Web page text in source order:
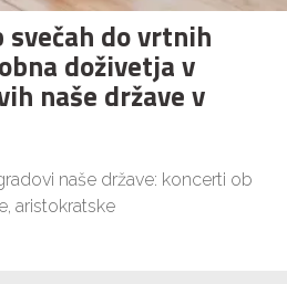
svečah do vrtnih
doživetja v
naše države v
naše države: koncerti ob
aristokratske